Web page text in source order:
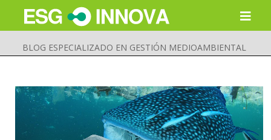
BLOG ESPECIALIZADO EN GESTIÓN MEDIOAMBIENTAL